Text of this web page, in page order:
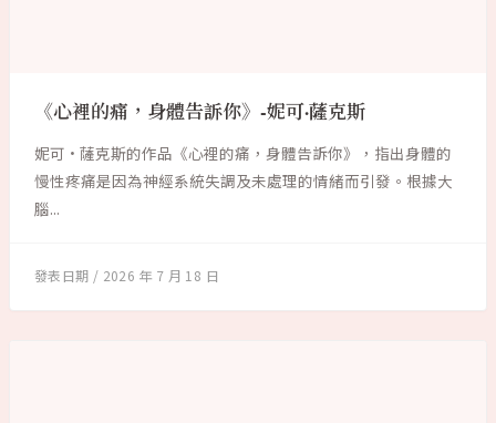
《心裡的痛，身體告訴你》-妮可·薩克斯
妮可·薩克斯的作品《心裡的痛，身體告訴你》，指出身體的
慢性疼痛是因為神經系統失調及未處理的情緒而引發。根據大
腦...
2026 年 7 月 18 日